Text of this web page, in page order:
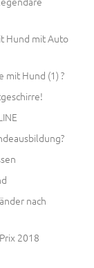
Hund mit Auto
mit Hund (1) ?
nach
2018